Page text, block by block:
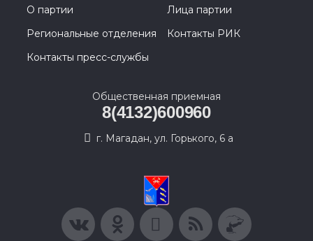
О партии
Лица партии
Региональные отделения
Контакты РИК
Контакты пресс-службы
Общественная приемная
8(4132)600960
г. Магадан, ул. Горького, 6 а